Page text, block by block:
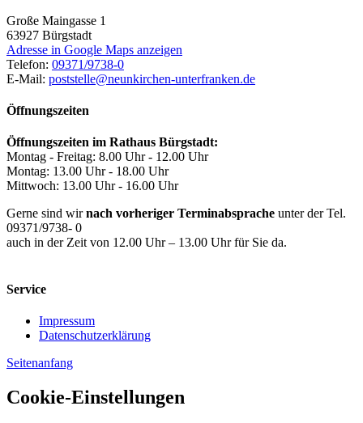
Große Maingasse 1
63927 Bürgstadt
Adresse in Google Maps anzeigen
Telefon: 09371/9738-0
E-Mail: poststelle@neunkirchen-unterfranken.de
Öffnungszeiten
Öffnungszeiten im Rathaus Bürgstadt:
Montag - Freitag: 8.00 Uhr - 12.00 Uhr
Montag: 13.00 Uhr - 18.00 Uhr
Mittwoch: 13.00 Uhr - 16.00 Uhr
Gerne sind wirnach vorheriger Terminabsprache unter der Tel.
09371/9738- 0
auch in der Zeit von 12.00 Uhr – 13.00 Uhr für Sie da.
Service
Impressum
Datenschutzerklärung
Seitenanfang
Cookie-Einstellungen